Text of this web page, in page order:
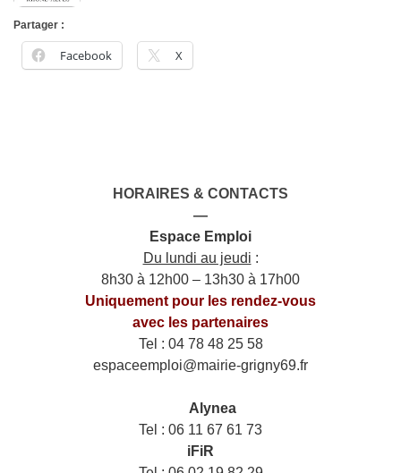
Partager :
Facebook X
HORAIRES & CONTACTS
—
Espace Emploi
Du lundi au jeudi :
8h30 à 12h00 – 13h30 à 17h00
Uniquement pour les rendez-vous
avec les partenaires
Tel : 04 78 48 25 58
espaceemploi@mairie-grigny69.fr
Alynea
Tel : 06 11 67 61 73
iFiR